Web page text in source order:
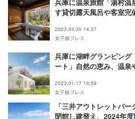
兵庫に温泉旅館「湯村温
す貸切露天風呂や客室完
2023.03.30 14:37
女子旅プレス
兵庫に湖畔グランピング
ート」自然の恵み、温泉
2023.01.17 16:59
女子旅プレス
「三井アウトレットパ
閉館し建替え、2024年